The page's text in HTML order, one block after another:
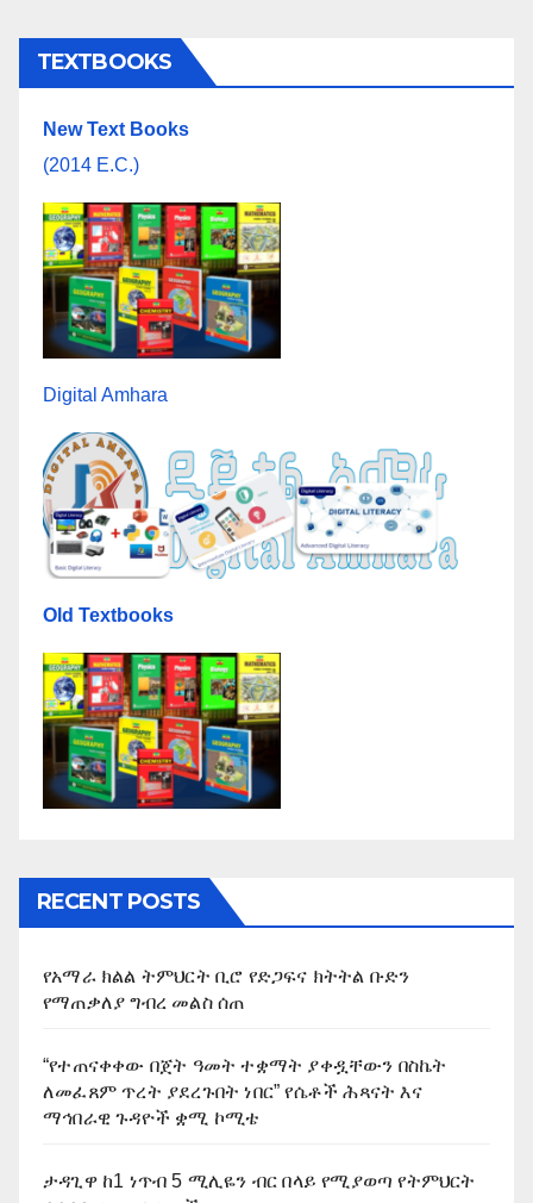
TEXTBOOKS
New Text Books
(2014 E.C.)
Digital Amhara
Old Textbooks
RECENT POSTS
የአማራ ክልል ትምህርት ቢሮ የድጋፍና ክትትል ቡድን
የማጠቃለያ ግብረ መልስ ሰጠ
“የተጠናቀቀው በጀት ዓመት ተቋማት ያቀዷቸውን በስኬት
ለመፈጸም ጥረት ያደረጉበት ነበር” የሴቶች ሕጻናት እና
ማኅበራዊ ጉዳዮች ቋሚ ኮሚቴ
ታዳጊዋ ከ1 ነጥብ 5 ሚሊዬን ብር በላይ የሚያወጣ የትምህርት